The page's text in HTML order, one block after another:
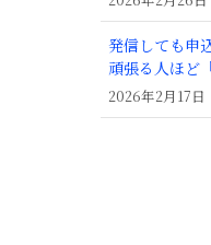
発信しても申
頑張る人ほど
2026年2月17日